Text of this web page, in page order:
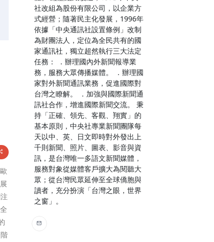
社改組為股份有限公司，以企業方
式經營；隨著民主化發展，1996年
依據「中央通訊社設置條例」改制
為財團法人，定位為全民共有的國
家通訊社，獨立超然執行三大法定
任務： ．辦理國內外新聞報導業
務，服務大眾傳播媒體。 ．辦理國
家對外新聞通訊業務，促進國際對
台灣之瞭解。 ．加強與國際新聞通
訊社合作，增進國際新聞交流。 秉
持「正確、領先、客觀、翔實」的
基本原則，中央社專業新聞團隊每
天以中、英、日文即時對外發出上
千則新聞、照片、圖表、影音與資
訊，是台灣唯一多語文新聞媒體，
服務對象從媒體客戶擴大為閱聽大
眾；從台灣民眾延伸至全球僑胞與
讀者，充分扮演「台灣之眼，世界
之窗」。